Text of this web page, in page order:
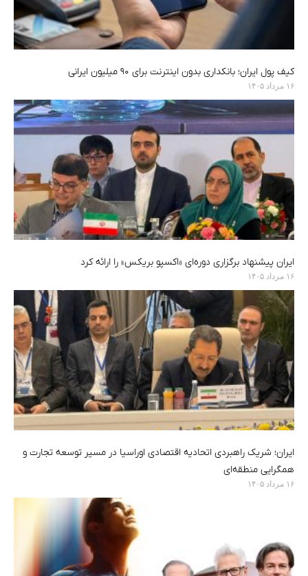
کیف پول ایران؛ بانکداری بدون اینترنت برای ۹۰ میلیون ایرانی
۱۶ مرداد ۱۴۰۵
ایران پیشنهاد برگزاری دوره‌ای «اکسپو بریکس» را ارائه کرد
۱۶ مرداد ۱۴۰۵
ایران؛ شریک راهبردی اتحادیه اقتصادی اوراسیا در مسیر توسعه تجارت و
همگرایی منطقه‌ای
۱۶ مرداد ۱۴۰۵